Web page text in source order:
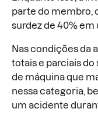
parte do membro,
surdez de 40%
Nas condições da
totais e parciais
de máquina que
nessa categoria,
um acidente